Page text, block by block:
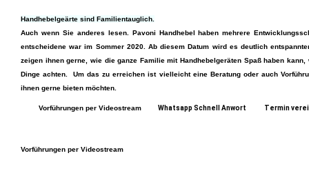
Handhebelgeärte sind Familientauglich.
Auch wenn Sie anderes lesen. Pavoni Handhebel haben mehrere
entscheidene war im Sommer 2020. Ab diesem Datum wird es deutlich
zeigen ihnen gerne, wie die ganze Familie mit Handhebelgeräten Spaß haben
Dinge achten. Um das zu erreichen ist vielleicht eine Beratung oder auch
ihnen gerne bieten möchten.
Vorführungen per Videostream Whatsapp Schnell Anwort Termin
Vorführungen per Videostream